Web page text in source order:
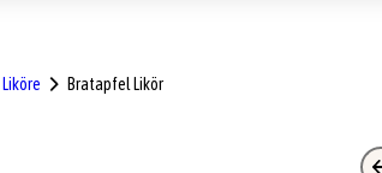
Liköre Bratapfel Likör